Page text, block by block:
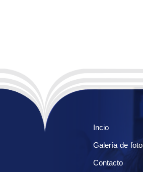
Incio
Galería de
Contacto